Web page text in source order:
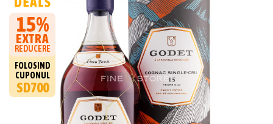
15%
EXTRA
REDUCERE
FOLOSIND
CUPONUL
SD700